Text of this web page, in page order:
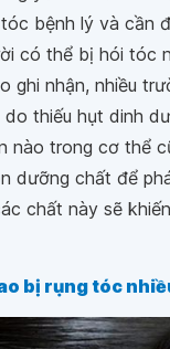
bệnh lý và cần
có thể bị hói tóc
ghi nhận, nhiều
do thiếu hụt dinh
nào trong cơ thể
dưỡng chất để
chất này sẽ
bị rụng tóc